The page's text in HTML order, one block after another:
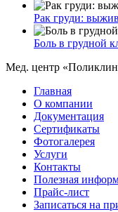
Рак груди:
Боль в грудной
Мед. центр
Главная
О компании
Документация
Сертификаты
Фотогалерея
Услуги
Контакты
Полезная
Прайс-лист
Записаться на